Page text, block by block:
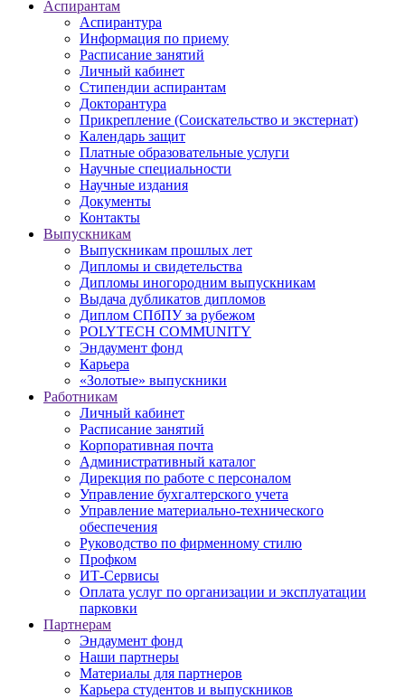
Аспирантам
Аспирантура
Информация по приему
Расписание занятий
Личный кабинет
Стипендии аспирантам
Докторантура
Прикрепление (Соискательство и экстернат)
Календарь защит
Платные образовательные услуги
Научные специальности
Научные издания
Документы
Контакты
Выпускникам
Выпускникам прошлых лет
Дипломы и свидетельства
Дипломы иногородним выпускникам
Выдача дубликатов дипломов
Диплом СПбПУ за рубежом
POLYTECH COMMUNITY
Эндаумент фонд
Карьера
«Золотые» выпускники
Работникам
Личный кабинет
Расписание занятий
Корпоративная почта
Административный каталог
Дирекция по работе с персоналом
Управление бухгалтерского учета
Управление материально-технического
обеспечения
Руководство по фирменному стилю
Профком
ИТ-Сервисы
Оплата услуг по организации и эксплуатации
парковки
Партнерам
Эндаумент фонд
Наши партнеры
Материалы для партнеров
Карьера студентов и выпускников